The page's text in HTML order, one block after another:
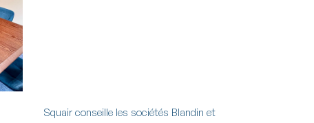
Squair conseille les sociétés Blandin et